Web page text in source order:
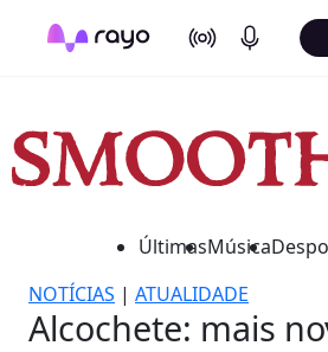
On Air Podcasts
ÚltimasMúsica
NOTÍCIAS | ATUALIDADE
Alcochete: mais